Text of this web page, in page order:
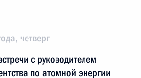
четверг
с руководителем
по атомной энергии